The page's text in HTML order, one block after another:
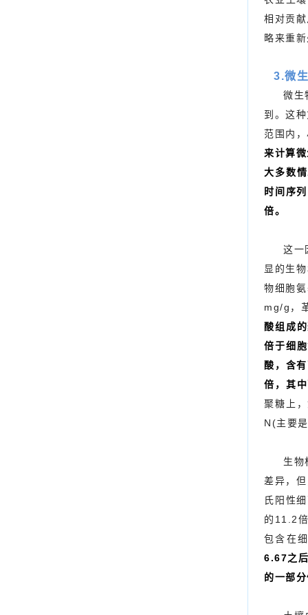
相对贡
略来重
3.微
微生
到。这
范围内
来计算
大多数
时间序
倍。
这一
显的生
物细胞
mg/g，
酸组成
倍于细
酸，含
倍，其
聚糖上
N(主要
生物
差异，
氏阳性
的11.2
包含在
6.67之
的一部